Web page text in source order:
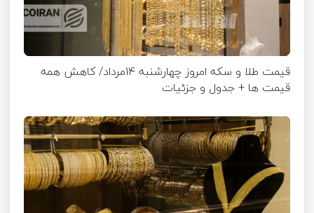
قیمت طلا و سکه امروز چهارشنبه 14مرداد/ کاهش همه
قیمت ها + جدول و جزئیات